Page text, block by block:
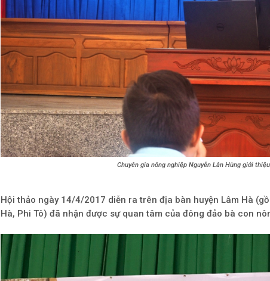
Chuyên gia nông nghiệp Nguyễn Lân Hùng giới
Hội thảo ngày 14/4/2017 diễn ra trên địa bàn huyện Lâm Hà
Hà, Phi Tô) đã nhận được sự quan tâm của đông đảo bà con